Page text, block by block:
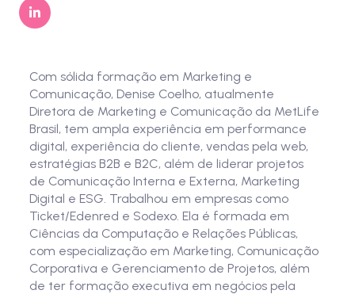
Com sólida formação em Marketing e
Comunicação, Denise Coelho, atualmente
Diretora de Marketing e Comunicação da MetLife
Brasil, tem ampla experiência em performance
digital, experiência do cliente, vendas pela web,
estratégias B2B e B2C, além de liderar projetos
de Comunicação Interna e Externa, Marketing
Digital e ESG. Trabalhou em empresas como
Ticket/Edenred e Sodexo. Ela é formada em
Ciências da Computação e Relações Públicas,
com especialização em Marketing, Comunicação
Corporativa e Gerenciamento de Projetos, além
de ter formação executiva em negócios pela